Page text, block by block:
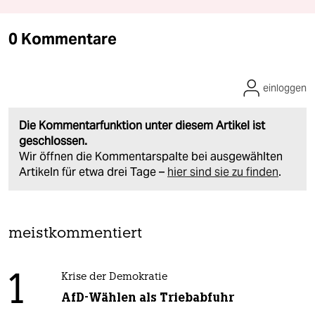
0 Kommentare
Die Kommentarfunktion unter diesem Artikel ist
geschlossen.
Wir öffnen die Kommentarspalte bei ausgewählten
Artikeln für etwa drei Tage – hier sind sie zu finden.
einloggen
meistkommentiert
1 Krise der Demokratie
AfD-Wählen als Triebabfuhr